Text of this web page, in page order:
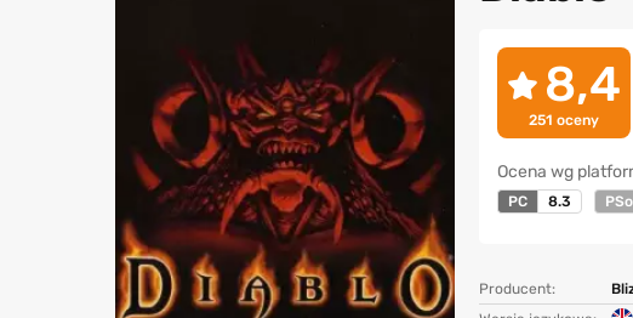
8,4
251 oceny
Ocena wg
PC 8.3
Producent: